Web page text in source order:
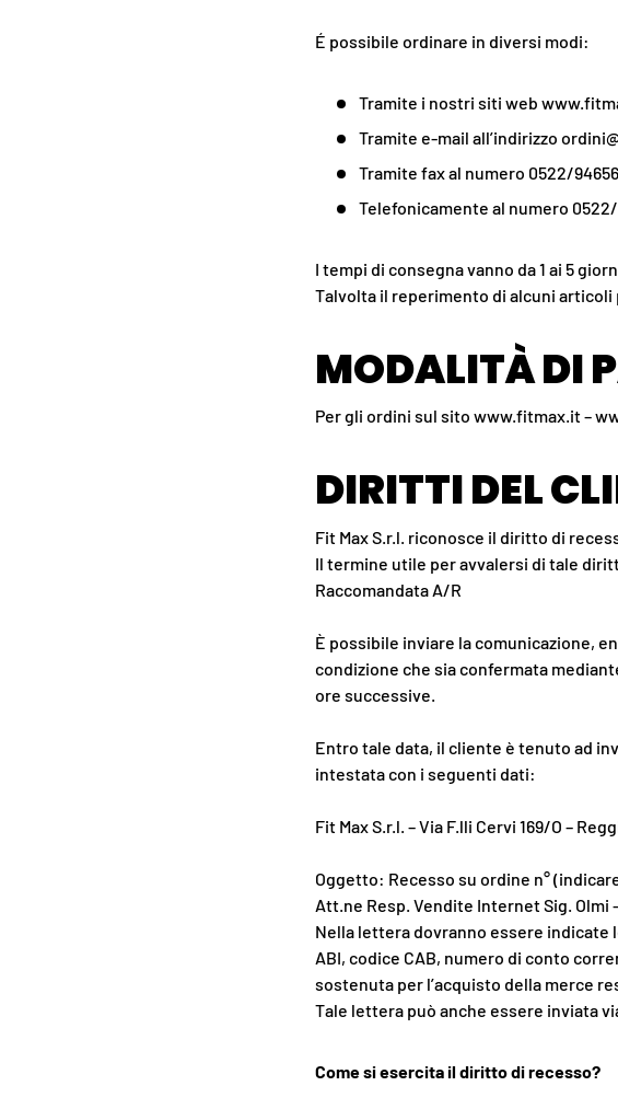
É possibile ordinare in diversi modi:
Tramite i nostri siti web
Tramite e-mail all’indirizzo
Tramite fax al numero 0522/
Telefonicamente al numero
I tempi di consegna vanno da 1 ai 5
Talvolta il reperimento di alcuni
MODALITÀ DI
Per gli ordini sul sito www.fitmax.it –
DIRITTI DEL
Fit Max S.r.l. riconosce il diritto di
Il termine utile per avvalersi di tale
Raccomandata A/R
È possibile inviare la comunicazione,
condizione che sia confermata
ore successive.
Entro tale data, il cliente è tenuto ad
intestata con i seguenti dati:
Fit Max S.r.l. – Via F.lli Cervi 169/O –
Oggetto: Recesso su ordine n°
Att.ne Resp. Vendite Internet Sig. Olmi
Nella lettera dovranno essere indicate
ABI, codice CAB, numero di conto
sostenuta per l’acquisto della merce
Tale lettera può anche essere inviata
Come si esercita il diritto di recesso?